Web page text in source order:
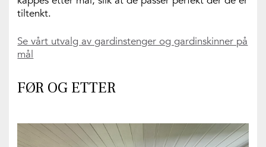
tiltenkt.
Se vårt utvalg av gardinstenger og gardinskinner på
mål
FØR OG ETTER